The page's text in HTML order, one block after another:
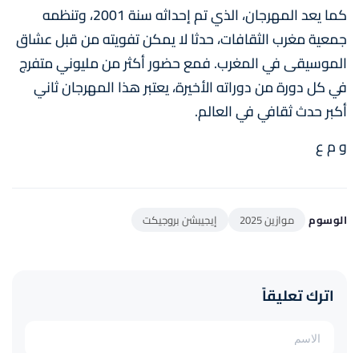
كما يعد المهرجان، الذي تم إحداثه سنة 2001، وتنظمه
جمعية مغرب الثقافات، حدثا لا يمكن تفويته من قبل عشاق
الموسيقى في المغرب. فمع حضور أكثر من مليوني متفرج
في كل دورة من دوراته الأخيرة، يعتبر هذا المهرجان ثاني
أكبر حدث ثقافي في العالم.
و م ع
الوسوم موازين 2025 إيجيبشن بروجيكت
اترك تعليقاً